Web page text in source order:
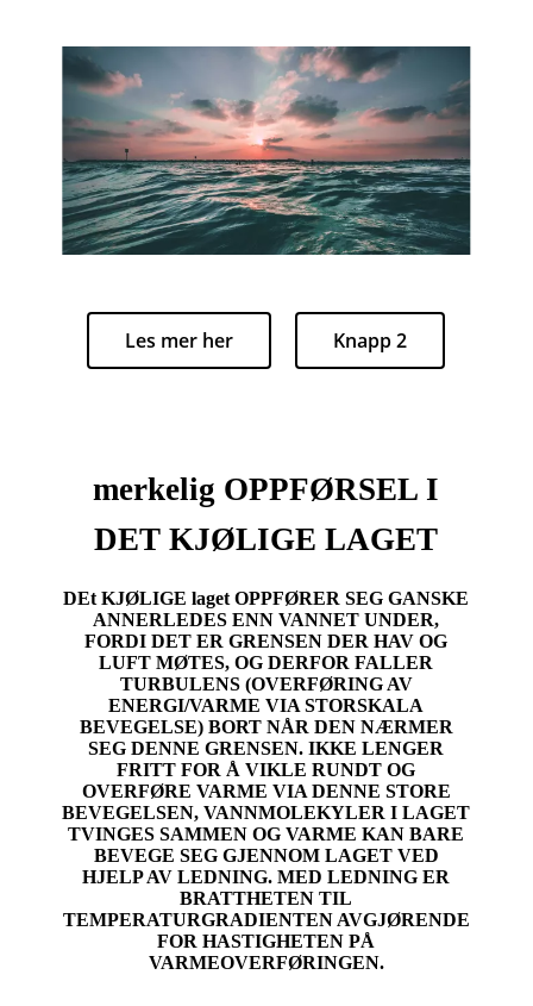
Les mer her Knapp 2
merkelig OPPFØRSEL I
DET KJØLIGE LAGET
DEt KJØLIGE laget OPPFØRER SEG GANSKE
ANNERLEDES ENN VANNET UNDER,
FORDI DET ER GRENSEN DER HAV OG
LUFT MØTES, OG DERFOR FALLER
TURBULENS (OVERFØRING AV
ENERGI/VARME VIA STORSKALA
BEVEGELSE) BORT NÅR DEN NÆRMER
SEG DENNE GRENSEN. IKKE LENGER
FRITT FOR Å VIKLE RUNDT OG
OVERFØRE VARME VIA DENNE STORE
BEVEGELSEN, VANNMOLEKYLER I LAGET
TVINGES SAMMEN OG VARME KAN BARE
BEVEGE SEG GJENNOM LAGET VED
HJELP AV LEDNING. MED LEDNING ER
BRATTHETEN TIL
TEMPERATURGRADIENTEN AVGJØRENDE
FOR HASTIGHETEN PÅ
VARMEOVERFØRINGEN.